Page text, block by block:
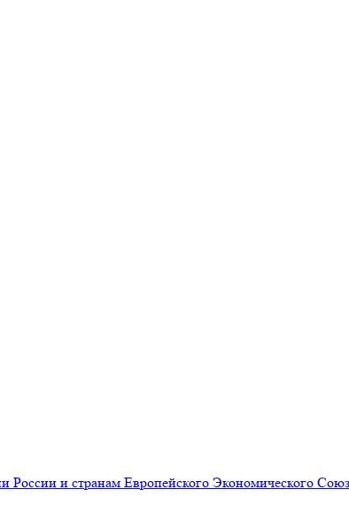
России и странам Европейского Экономического